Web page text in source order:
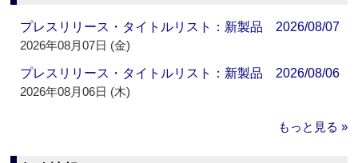
プレスリリース・タイトルリスト：新製品 2026/08/07
2026年08月07日 (金)
プレスリリース・タイトルリスト：新製品 2026/08/06
2026年08月06日 (木)
もっと見る »